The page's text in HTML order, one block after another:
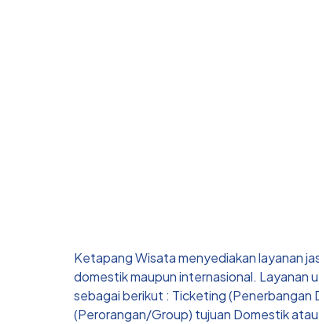
Ketapang Wisata menyediakan layanan
domestik maupun internasional. Layanan
sebagai berikut : Ticketing (Penerbangan
(Perorangan/Group) tujuan Domestik